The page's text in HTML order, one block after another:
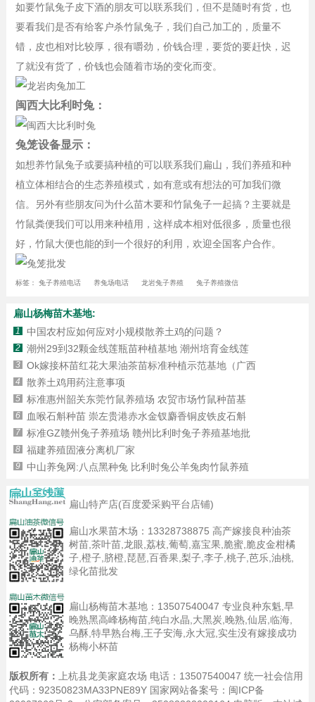
如要竹鼠兔子皮下酒的朋友可以联系我们，但不是随时有货，也
要看我们是否有给客户杀竹鼠兔子，我们自己加工的，质量不
错，皮也相对比较厚，很有嚼劲，价钱合理，要货的要赶快，迟
了就没有货了，价钱也会随着市场的变化而变。
闽西大比利时兔：
兔笼设备显示：
如想养竹鼠兔子或要搞种植的可以联系我们扁山，我们养殖和种
植立体相结合的生态养殖模式，如有意或有想法的可加我们微
信。另外有些朋友问为什么苗木要和竹鼠兔子一起搞？主要就是
竹鼠粪便我们可以用来种植用，这样成本相对低很多，质量也很
好，竹鼠大便也能的到一个很好的利用，欢迎全国客户合作。
标签： 兔子养殖电话 养兔场电话 龙岩兔子养殖 兔子养殖微信
扁山杨梅苗木基地:
1 中国农村应如何应对小规模散养土鸡的问题？
2 潮州29到32颗金线莲瓶苗种植基地 潮州培育金线莲
3 Ok嫁接杯苗红花大果油茶苗标准种植示范基地（广西
4 散养土鸡用药注意事项
5 标准惠州韶关东莞竹鼠养殖场 农贸市场竹鼠种苗基
6 血喉石斛种苗 崇左贵港赤水金钗麝香铜皮铁皮石斛
7 标准GZ赣州兔子养殖场 赣州比利时兔子养殖基地批
8 福建养殖固液分离机厂家
9 中山养兔网:八点黑种兔 比利时兔公羊兔肉竹鼠养殖
扁山特产店(百度爱采购平台店铺)
扁山水果苗木场： 13328738875 高产嫁接良种油茶
树苗,茶叶苗,龙眼,荔枝,葡萄,嘉宝果,脆蜜,脆皮金柑橘
子,橙子,脐橙,琵琶,百香果,梨子,李子,桃子,芭乐,油桃,
绿化苗批发
扁山杨梅苗木基地： 13507540047 专业良种东魁,早
晚熟黑高峰杨梅苗,纯白水晶,大黑炭,晚熟,仙居,临海,
乌酥,特早熟台梅,王子安海,永大冠,实生没有嫁接成功
杨梅小杯苗
版权所有：
上杭县龙美家庭农场 电话：13507540047 统一社会信用
代码：92350823MA33PNE89Y 国家网站备案号： 闽ICP备